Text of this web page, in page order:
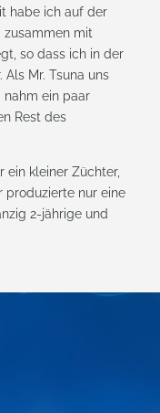
habe ich auf der
zusammen mit
so dass ich in der
Mr. Tsuna uns
nahm ein paar
Rest des
ein kleiner Züchter,
produzierte nur eine
2-jährige und